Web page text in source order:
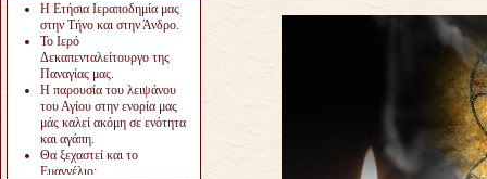
Η Ετήσια Ιεραποδημία μας
στην Τήνο και στην Άνδρο.
Το Ιερό
Δεκαπενταλείτουργο της
Παναγίας μας.
Η παρουσία του λειψάνου
του Αγίου στην ενορία μας
μάς καλεί ακόμη σε ενότητα
και αγάπη.
Θα ξεχαστεί και το
Ευαγγέλιο;